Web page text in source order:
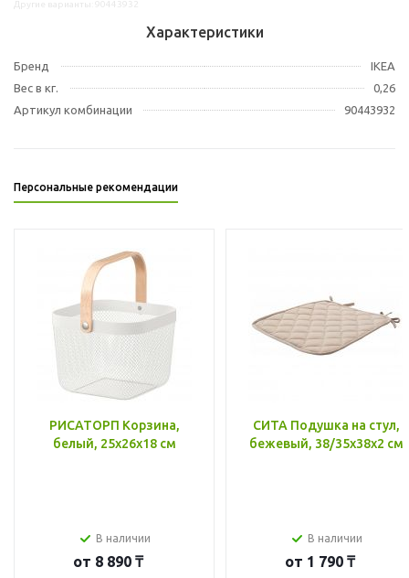
Характеристики
Бренд
IKEA
Вес в кг.
0,26
Артикул комбинации
90443932
Персональные рекомендации
РИСАТОРП Корзина,
белый, 25x26x18 см
В наличии
от 8 890 ₸
СИТА Подушка на стул,
бежевый, 38/35x38x2 см
В наличии
от 1 790 ₸